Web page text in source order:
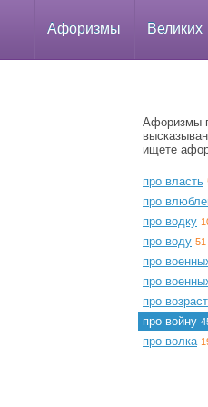
Афоризмы Великих
Афоризмы
ищете
про власть
про
про водку
про воду 51
про
про
про возраст
про войну
про волка